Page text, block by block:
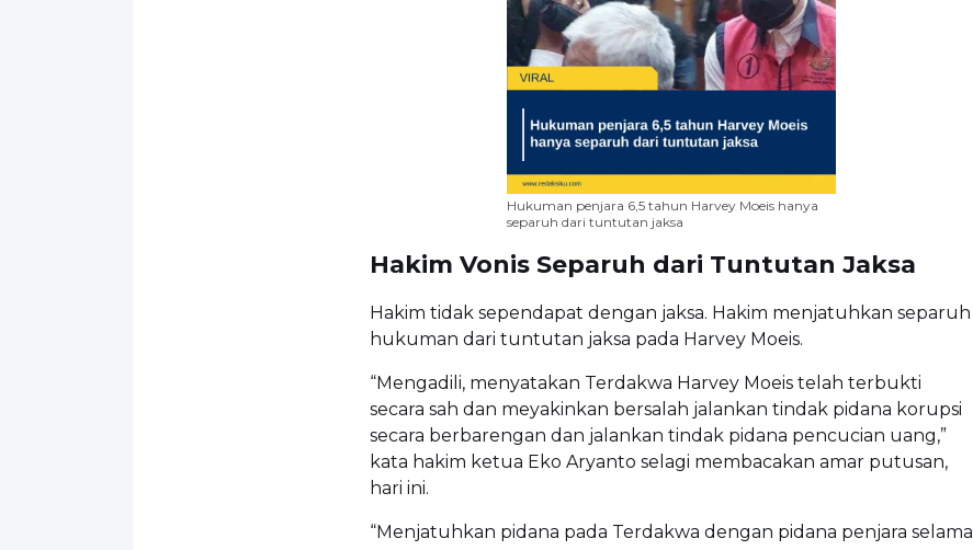
Hukuman penjara 6,5 tahun Harvey Moeis hanya
separuh dari tuntutan jaksa
Hakim Vonis Separuh dari Tuntutan Jaksa
Hakim tidak sependapat dengan jaksa. Hakim menjatuhkan separuh
hukuman dari tuntutan jaksa pada Harvey Moeis.
“Mengadili, menyatakan Terdakwa Harvey Moeis telah terbukti
secara sah dan meyakinkan bersalah jalankan tindak pidana korupsi
secara berbarengan dan jalankan tindak pidana pencucian uang,”
kata hakim ketua Eko Aryanto selagi membacakan amar putusan,
hari ini.
“Menjatuhkan pidana pada Terdakwa dengan pidana penjara selama